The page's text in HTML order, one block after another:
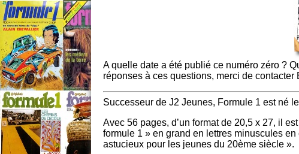
A quelle date a été publié ce numéro zéro ?
réponses à ces questions, merci de contacter
Successeur de J2 Jeunes, Formule 1 est né
Avec 56 pages, d’un format de 20,5 x 27, il
formule 1 » en grand en lettres minuscules
astucieux pour les jeunes du 20ème siècle ».